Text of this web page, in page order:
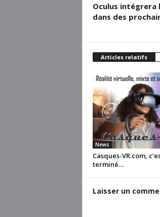
Oculus intégrera
dans des
Articles relatifs
News
Casques-VR.com,
terminé…
Laisser un